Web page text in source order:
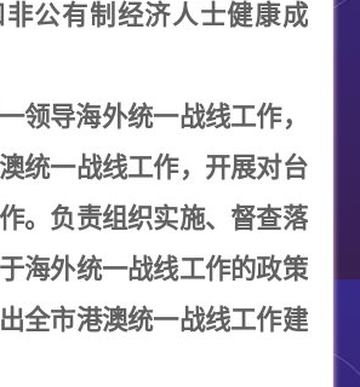
公有制经济人士健康成
领导海外统一战线工作，
统一战线工作，开展对台
。负责组织实施、督查落
海外统一战线工作的政策
全市港澳统一战线工作建